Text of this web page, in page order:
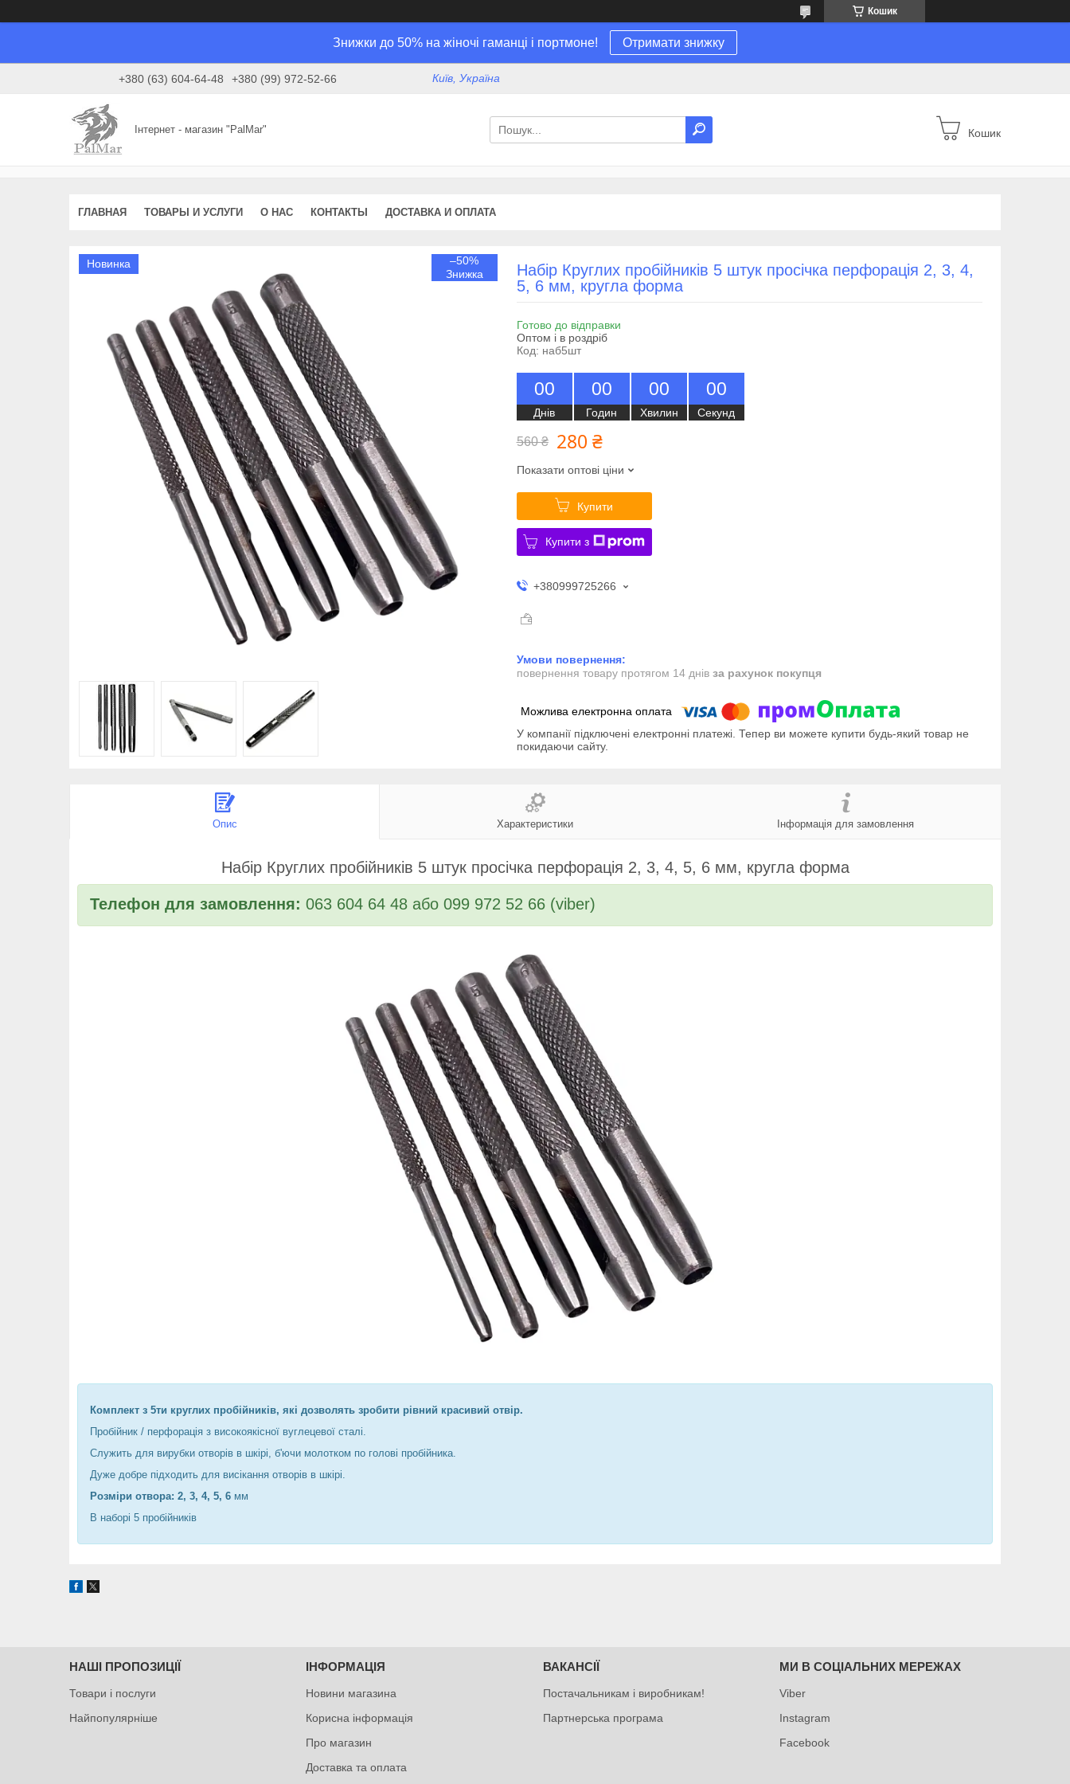
Кошик
Знижки до 50% на жіночі гаманці і портмоне! Отримати знижку
+380 (63) 604-64-48 +380 (99) 972-52-66 Київ, Україна
Інтернет - магазин "PalMar" Кошик
ГЛАВНАЯ ТОВАРЫ И УСЛУГИ О НАС КОНТАКТЫ ДОСТАВКА И ОПЛАТА
Новинка –50%
Набір Круглих пробійників 5 штук просічка перфорація 2, 3, 4,
5, 6 мм, кругла форма
Готово до відправки
Оптом і в роздріб
Код: наб5шт
00
Днів
00
Годин
00
Хвилин
00
Секунд
560 ₴ 280 ₴
Показати оптові ціни
Купити
Купити з
+380999725266
повернення товару протягом 14 днів за рахунок покупця
У компанії підключені електронні платежі. Тепер ви можете купити будь-який товар не
покидаючи сайту.
Опис Характеристики Інформація для замовлення
Набір Круглих пробійників 5 штук просічка перфорація 2, 3, 4, 5, 6 мм, кругла форма
Телефон для замовлення: 063 604 64 48 або 099 972 52 66 (viber)
Комплект з 5ти круглих пробійників, які дозволять зробити рівний красивий отвір.
Пробійник / перфорація з високоякісної вуглецевої сталі.
Служить для вирубки отворів в шкірі, б'ючи молотком по голові пробійника.
Дуже добре підходить для висікання отворів в шкірі.
Розміри отвора: 2, 3, 4, 5, 6 мм
В наборі 5 пробійників
НАШІ ПРОПОЗИЦІЇ
Товари і послуги
Найпопулярніше
ІНФОРМАЦІЯ
Новини магазина
Корисна інформація
Про магазин
Доставка та оплата
ВАКАНСІЇ
Постачальникам і виробникам!
Партнерська програма
МИ В СОЦІАЛЬНИХ МЕРЕЖАХ
Viber
Instagram
Facebook